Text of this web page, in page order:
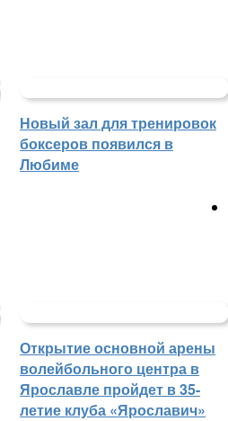
Новый зал для тренировок
боксеров появился в
Любиме
Открытие основной арены
волейбольного центра в
Ярославле пройдет в 35-
летие клуба «Ярославич»